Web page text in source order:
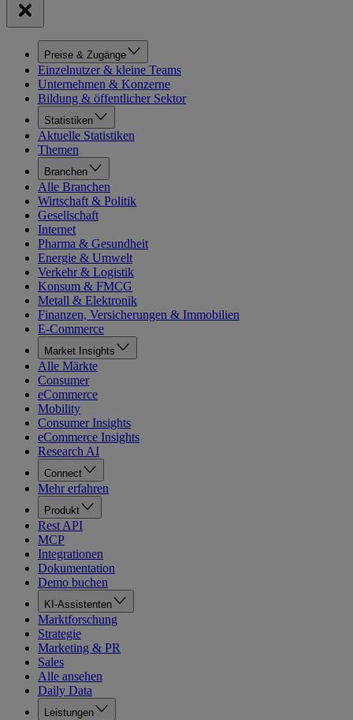
Preise & Zugänge
Einzelnutzer & kleine Teams
Unternehmen & Konzerne
Bildung & öffentlicher Sektor
Statistiken
Aktuelle Statistiken
Themen
Branchen
Alle Branchen
Wirtschaft & Politik
Gesellschaft
Internet
Pharma & Gesundheit
Energie & Umwelt
Verkehr & Logistik
Konsum & FMCG
Metall & Elektronik
Finanzen, Versicherungen & Immobilien
E-Commerce
Market Insights
Alle Märkte
Consumer
eCommerce
Mobility
Consumer Insights
eCommerce Insights
Research AI
Connect
Mehr erfahren
Produkt
Rest API
MCP
Integrationen
Dokumentation
Demo buchen
KI-Assistenten
Marktforschung
Strategie
Marketing & PR
Sales
Alle ansehen
Daily Data
Leistungen